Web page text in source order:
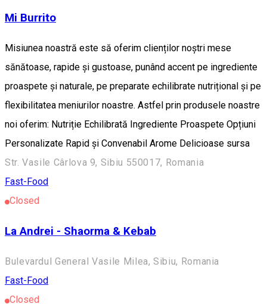
Mi Burrito
Misiunea noastră este să oferim clienților noștri mese
sănătoase, rapide și gustoase, punând accent pe ingrediente
proaspete și naturale, pe preparate echilibrate nutrițional și pe
flexibilitatea meniurilor noastre. Astfel prin produsele noastre
noi oferim: Nutriție Echilibrată Ingrediente Proaspete Opțiuni
Personalizate Rapid și Convenabil Arome Delicioase sursa
Str. Vasile Cârlova 9, Sibiu 550017, Romania
Fast-Food
Closed
La Andrei - Shaorma & Kebab
Bulevardul General Vasile Milea, Sibiu, Romania
Fast-Food
Closed